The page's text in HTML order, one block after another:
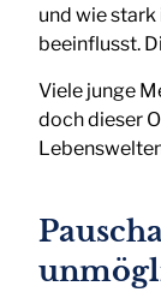
und wie
beeinflusst.
Viele junge
doch dieser